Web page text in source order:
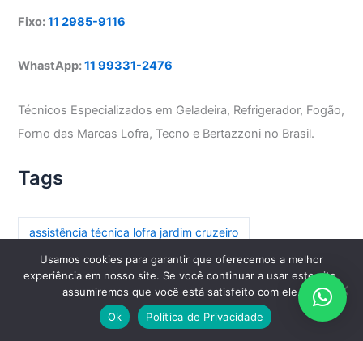
Fixo:11 2985-9116
WhastApp:11 99331-2476
Técnicos Especializados em Geladeira, Refrigerador, Fogão,
Forno das Marcas Lofra, Tecno e Bertazzoni no Brasil.
Tags
assistência técnica lofra jardim cruzeiro
assistência técnica lofra parada inglesa
assistência técnica lofra paraíso
assistência técnica lofra paraíso do morumbi
Usamos cookies para garantir que oferecemos a melhor
experiência em nosso site. Se você continuar a usar este site,
assumiremos que você está satisfeito com ele.
Ok
Política de Privacidade